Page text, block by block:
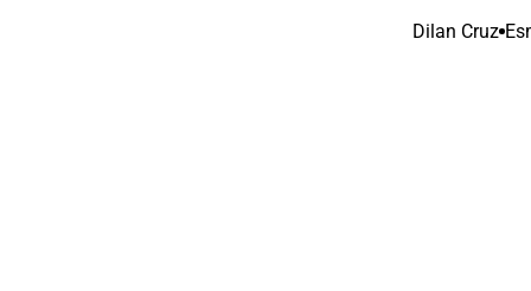
Dilan Cruz